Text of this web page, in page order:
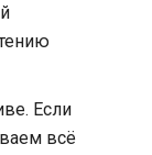
Если
всё